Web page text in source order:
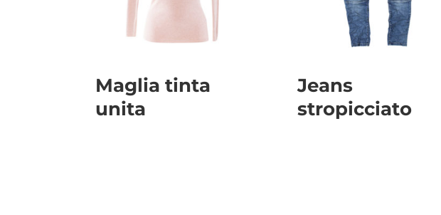
Maglia tinta
unita
Jeans
stropicciato